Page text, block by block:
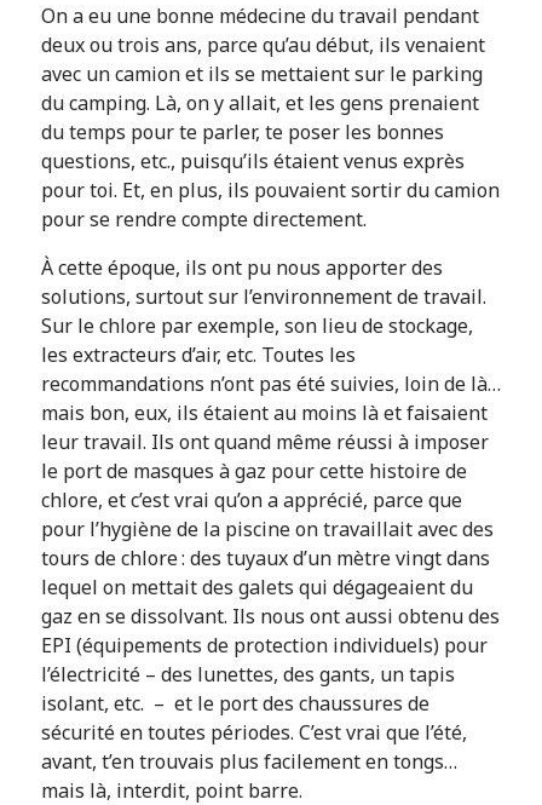
On a eu une bonne médecine du travail pendant
deux ou trois ans, parce qu’au début, ils venaient
avec un camion et ils se mettaient sur le parking
du camping. Là, on y allait, et les gens prenaient
du temps pour te parler, te poser les bonnes
questions, etc., puisqu’ils étaient venus exprès
pour toi. Et, en plus, ils pouvaient sortir du camion
pour se rendre compte directement.
À cette époque, ils ont pu nous apporter des
solutions, surtout sur l’environnement de travail.
Sur le chlore par exemple, son lieu de stockage,
les extracteurs d’air, etc. Toutes les
recommandations n’ont pas été suivies, loin de là…
mais bon, eux, ils étaient au moins là et faisaient
leur travail. Ils ont quand même réussi à imposer
le port de masques à gaz pour cette histoire de
chlore, et c’est vrai qu’on a apprécié, parce que
pour l’hygiène de la piscine on travaillait avec des
tours de chlore : des tuyaux d’un mètre vingt dans
lequel on mettait des galets qui dégageaient du
gaz en se dissolvant. Ils nous ont aussi obtenu des
EPI (équipements de protection individuels) pour
l’électricité – des lunettes, des gants, un tapis
isolant, etc. – et le port des chaussures de
sécurité en toutes périodes. C’est vrai que l’été,
avant, t’en trouvais plus facilement en tongs…
mais là, interdit, point barre.